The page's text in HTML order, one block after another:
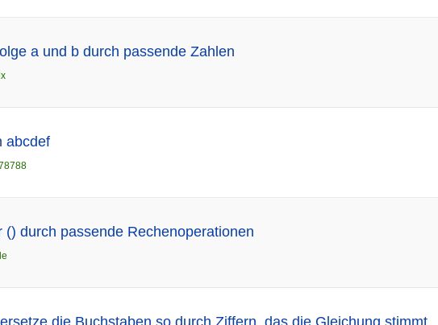
a und b durch passende Zahlen
abcdef
() durch passende Rechenoperationen